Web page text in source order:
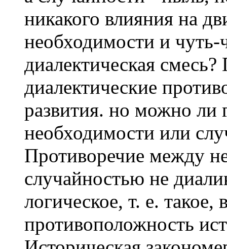
никакого влияния на
необходимости и чуть-
диалектическая
диалектические
развития. но можно ли
необходимости или
Противоречие между
случайностью не
логическое, т. е. такое,
противоположность